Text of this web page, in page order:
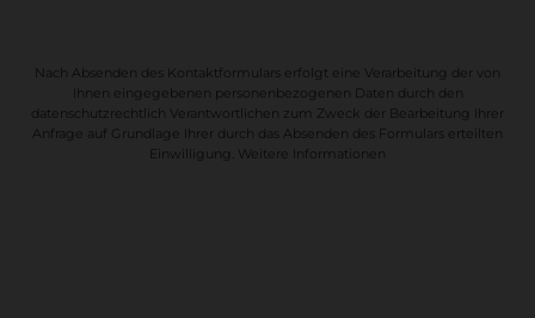
Nach Absenden des Kontaktformulars erfolgt eine Verarbeitung der von
Ihnen eingegebenen personenbezogenen Daten durch den
datenschutzrechtlich Verantwortlichen zum Zweck der Bearbeitung Ihrer
Anfrage auf Grundlage Ihrer durch das Absenden des Formulars erteilten
Einwilligung. Weitere Informationen